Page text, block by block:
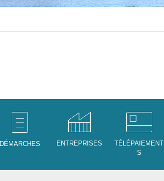
DÉMARCHES ENTREPRISES
TÉLÉPAIEMENT
S